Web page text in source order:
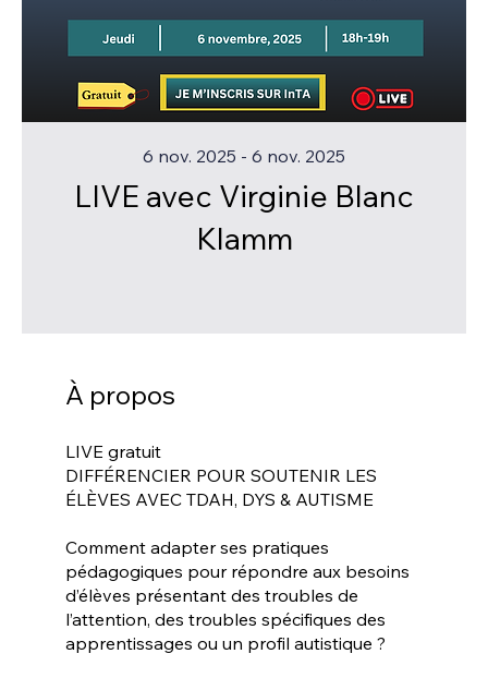
LIVE avec Virginie Blanc
Klamm
6 nov. 2025 - 6 nov. 2025
À propos
LIVE gratuit
DIFFÉRENCIER POUR SOUTENIR LES
ÉLÈVES AVEC TDAH, DYS & AUTISME
Comment adapter ses pratiques
pédagogiques pour répondre aux besoins
d’élèves présentant des troubles de
l’attention, des troubles spécifiques des
apprentissages ou un profil autistique ?